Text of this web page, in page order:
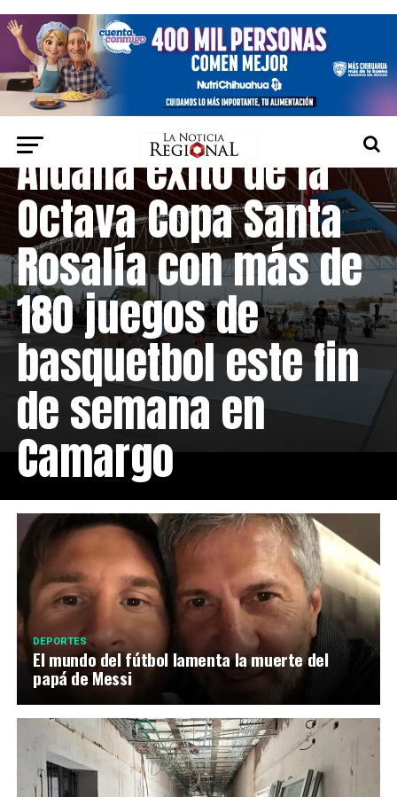
CAMARGO
Destaca Jorge
Aldana éxito de la
Octava Copa Santa
Rosalía con más de
180 juegos de
basquetbol este fin
de semana en
Camargo
DEPORTES
El mundo del fútbol lamenta la muerte del
papá de Messi